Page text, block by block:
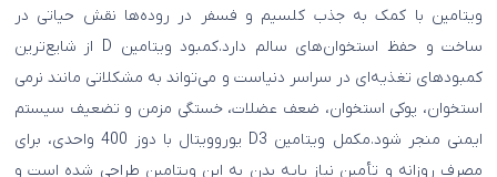
ویتامین با کمک به جذب کلسیم و فسفر در روده‌ها نقش حیاتی در
ساخت و حفظ استخوان‌های سالم دارد.کمبود ویتامین D از شایع‌ترین
کمبودهای تغذیه‌ای در سراسر دنیاست و می‌تواند به مشکلاتی مانند نرمی
استخوان، پوکی استخوان، ضعف عضلات، خستگی مزمن و تضعیف سیستم
ایمنی منجر شود.مکمل ویتامین D3 یوروویتال با دوز 400 واحدی، برای
مصرف روزانه و تأمین نیاز پایه بدن به این ویتامین طراحی شده است و